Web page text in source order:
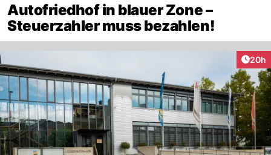
Autofriedhof in blauer Zone –
Steuerzahler muss bezahlen!
20h